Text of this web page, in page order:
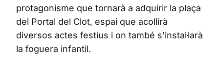
protagonisme que tornarà a adquirir la plaça
del Portal del Clot, espai que acollirà
diversos actes festius i on també s’instal·larà
la foguera infantil.